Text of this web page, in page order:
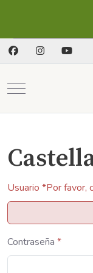
Mobile Menu
Usuario *Por favor,
Contraseña *